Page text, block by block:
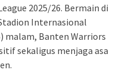
2025/26. Bermain di
Internasional
malam, Banten Warriors
sekaligus menjaga asa